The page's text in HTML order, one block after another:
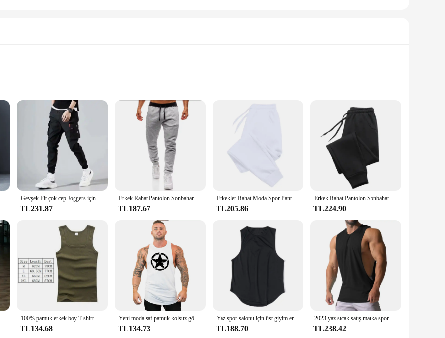
of comfort and style. Crafted from a premium cotton blend, these pants offer a soft touch against the skin while maintaining durability
a versatile addition to any wardrobe, suitable for both casual outings and more formal events. The black color ensures a timeless
individual.
with practicality in mind. The comfortable fit caters to a variety of body types, ensuring that everyone can enjoy the ease of
Whether you're heading to work, running errands, or meeting friends, these pants are your go-to choice for a stylish and comfortable
a valuable asset in any wardrobe.
of body types, making it easier to satisfy diverse customer preferences. The pants' performance and property features, such as the
Embrace the versatility and quality of the Regatta Pants Black S and elevate your product offerings.
Günlük erkek pantolonları düz Slim Fit elastik bel Jogger kore klasik mavi siyah gri erkek marka pantolon artı boyutu 4XL 5XL Gevşek Fit çok cep Joggers için bahar yaz, erkek sokak tarzı bel İpli rahat pantolon kargo pantolon spor Outdo için
TL231.87
Erkek Rahat Pantolon Sonbahar Kış Polar Eşofman Altı Erkekler Koşu Jogger Spor Salonu Pantolon Moda Düz Renk Egzersiz Uzun Pantolon
TL187.67
Erkekler Rahat Moda Spor Pantolon Spor Salonu Spor Pantolon Erkekler için Jogger Sweatpantsrunning Egzersiz Koşu Uzun Pantolon
TL205.86
Erkek Rahat Pantolon Sonbahar Kış Polar Eşofman Altı Erkekler Koşu Jogger Spor Salonu Pantolon Moda Düz Renk Egzersiz Uzun Pantolon
TL224.90
yaka vücut kolsuz gömlek yüksek elastikiyet Fittness egzersiz 100% pamuk erkek boy T-shirt kolsuz Tank Top katı renk spor erkekler kas yelekler vücut geliştirme T Shirt erkekler Tees için
TL134.68
Yeni moda saf pamuk kolsuz gömlek yelek erkek spor gömlek erkek fanila vücut geliştirme egzersizi spor yelek spor bana
TL134.73
Yaz spor salonu için üst giyim erkekler örgü giyim hızlı kuru vücut geliştirme kolsuz T Shirt spor atlet basketbol spor kas yelek
TL188.70
2023 yaz sıcak satış marka spor kolsuz tişört kas moda kolsuz erkekler egzersiz spor konfor erkek rahat yelek
TL238.42